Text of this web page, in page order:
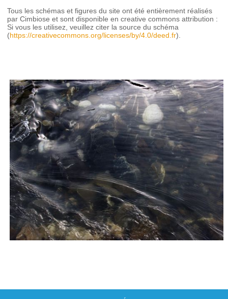
Tous les schémas et figures du site ont été entièrement réalisés
par Cimbiose et sont disponible en creative commons attribution :
Si vous les utilisez, veuillez citer la source du schéma
(https://creativecommons.org/licenses/by/4.0/deed.fr).